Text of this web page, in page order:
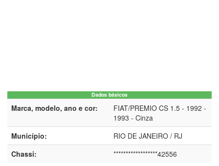
Dados básicos
Marca, modelo, ano e cor:
FIAT/PREMIO CS 1.5 - 1992 -
1993 - Cinza
Município:
RIO DE JANEIRO / RJ
Chassi:
******************42556